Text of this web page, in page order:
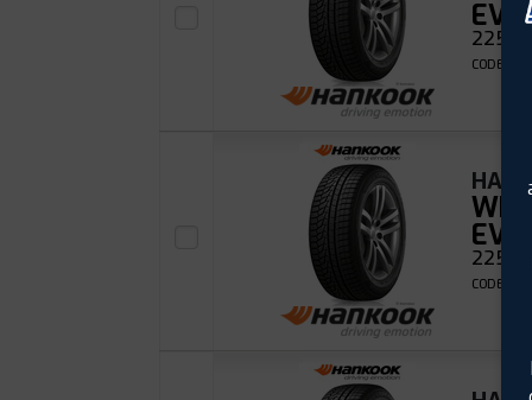
225/
CODE
EVO2
225/
CODE